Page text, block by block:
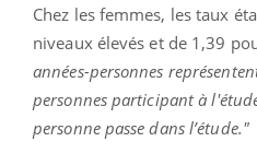
Chez les femmes, les taux
niveaux élevés et de 1,39
années-personnes
personnes participant à
personne passe dans l’étude."